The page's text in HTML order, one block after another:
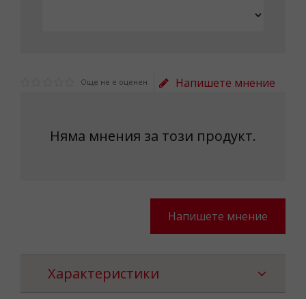
Още не е оценен Напишете мнение
Няма мнения за този продукт.
Напишете мнение
Характеристики